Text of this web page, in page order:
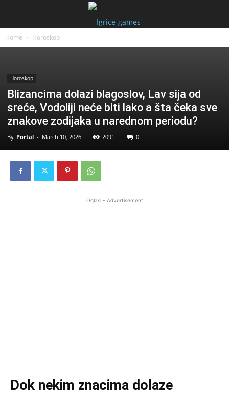
Home Horoskop
Horoskop
Blizancima dolazi blagoslov, Lav sija od
sreće, Vodoliji neće biti lako a šta čeka sve
znakove zodijaka u narednom periodu?
By Portal - March 10, 2026 2091 0
Oglasi - Advertisement
Dok nekim znacima dolaze